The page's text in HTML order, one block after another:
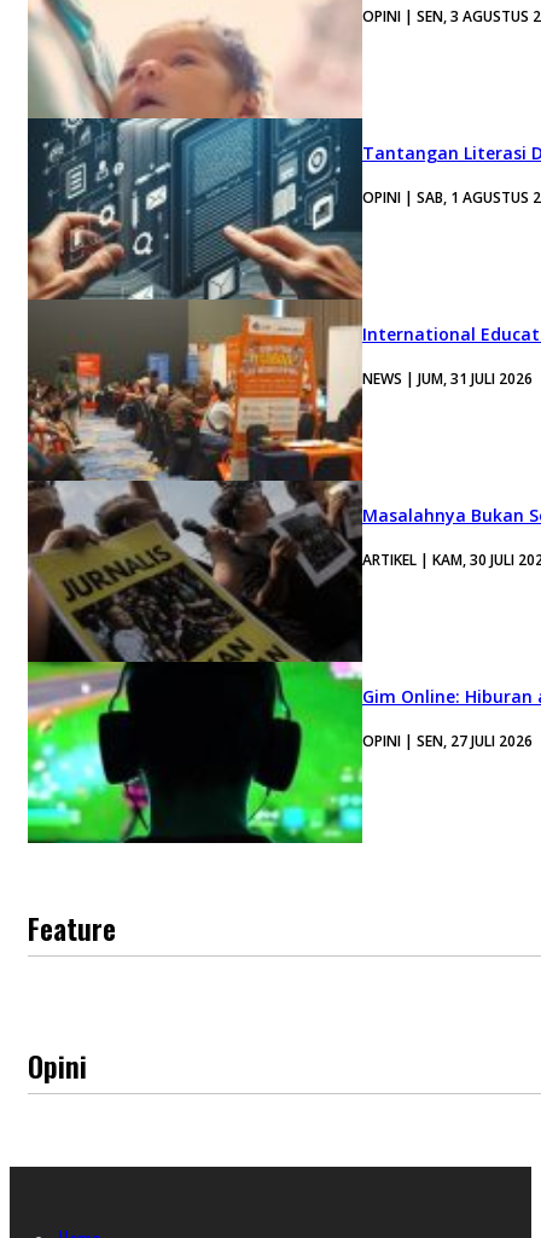
OPINI | SEN, 3 AGUSTUS
Tantangan Literasi
OPINI | SAB, 1 AGUSTUS
International
NEWS | JUM, 31 JULI 2026
Masalahnya Bukan
ARTIKEL | KAM, 30 JULI
Gim Online:
OPINI | SEN, 27 JULI 2026
Feature
Opini